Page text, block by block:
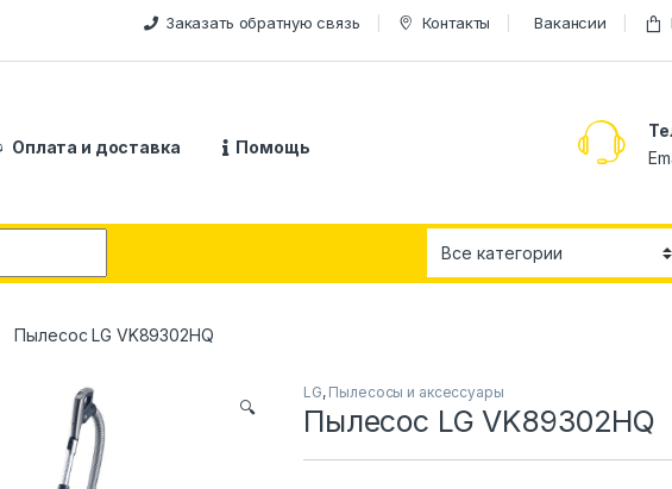
Заказать обратную связь Контакты Вакансии
Оплата и доставка Помощь
Пылесос LG VK89302HQ
🔍
LG, Пылесосы и аксессуары
Пылесос LG VK89302HQ